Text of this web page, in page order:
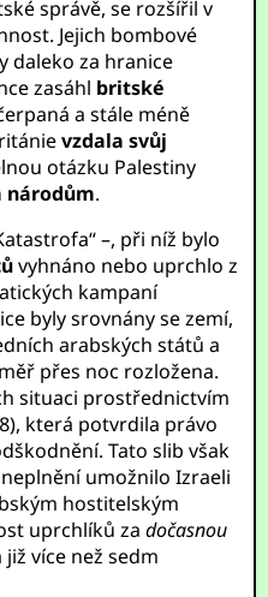
správě, se rozšířil v
Jejich bombové
daleko za hranice
zasáhl britské
a stále méně
vzdala svůj
otázku Palestiny
národům.
–, při níž bylo
vyhnáno nebo uprchlo z
kampaní
byly srovnány se zemí,
arabských států a
přes noc rozložena.
situaci prostřednictvím
která potvrdila právo
Tato slib však
umožnilo Izraeli
hostitelským
uprchlíků zadočasnou
více než sedm